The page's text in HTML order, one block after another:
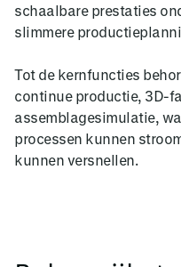
schaalbare prestaties
slimmere
Tot de kernfuncties
continue productie, 3D-
assemblagesimulatie,
processen kunnen
kunnen versnellen.